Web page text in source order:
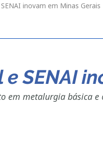
inovam em Minas Gerais
SENAI
em metalurgia básica e